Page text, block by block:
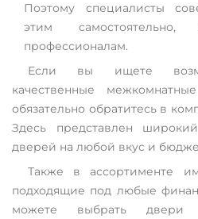
Поэтому специалисты
этим
профессионалам.
Если вы ищете
качественные
обязательно обратитесь в
Здесь представлен
дверей на любой вкус и
Также в ассортименте
подходящие под любые
можете выбрать